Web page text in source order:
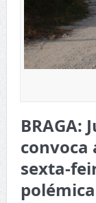
BRAGA:
convoca
sexta-
polémica